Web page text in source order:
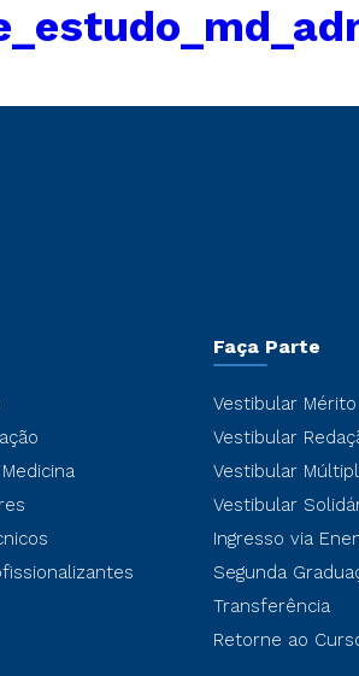
Faça Parte
Vestibular Mérito
Vestibular
Vestibular
Vestibular
Ingresso via
Segunda
Transferência
Retorne ao